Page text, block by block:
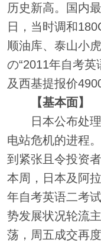
历史新高。国内
日，当时调和
顺油库、泰山小
の“2011年自考
及西基提报价
【基本面】
日本公布处理
电站危机的进程
到紧张且令投资
本周，日本及阿
年自考英语二考
势发展状况轮流
荡，周五成交再